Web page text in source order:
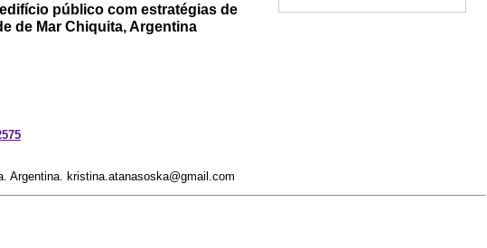
público com estratégias de
de Mar Chiquita, Argentina
Argentina. kristina.atanasoska@gmail.com